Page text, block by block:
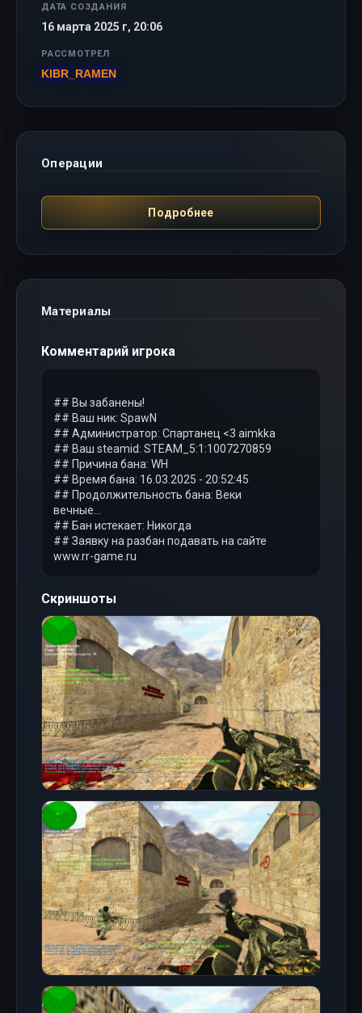
ДАТА СОЗДАНИЯ
16 марта 2025 г, 20:06
РАССМОТРЕЛ
KIBR_RAMEN
Операции
Подробнее
Материалы
Комментарий игрока
## Вы забанены!
## Ваш ник: SpawN
## Администратор: Спартанец <3 aimkka
## Ваш steamid: STEAM_5:1:1007270859
## Причина бана: WH
## Время бана: 16.03.2025 - 20:52:45
## Продолжительность бана: Веки
вечные...
## Бан истекает: Никогда
## Заявку на разбан подавать на сайте
www.rr-game.ru
Скриншоты